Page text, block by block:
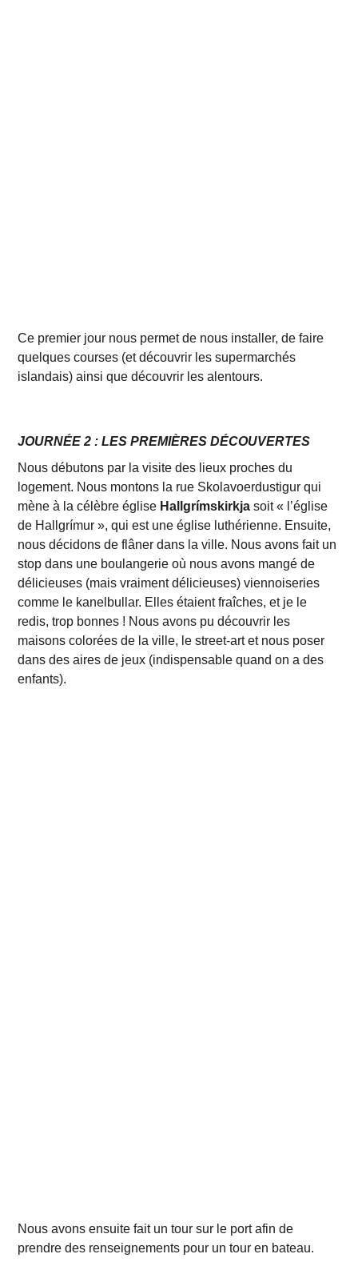
Ce premier jour nous permet de nous installer, de faire
quelques courses (et découvrir les supermarchés
islandais) ainsi que découvrir les alentours.
JOURNÉE 2 : LES PREMIÈRES DÉCOUVERTES
Nous débutons par la visite des lieux proches du
logement. Nous montons la rue Skolavoerdustigur qui
mène à la célèbre église Hallgrímskirkjasoit « l’église
de Hallgrímur », qui est une église luthérienne. Ensuite,
nous décidons de flâner dans la ville. Nous avons fait un
stop dans une boulangerie où nous avons mangé de
délicieuses (mais vraiment délicieuses) viennoiseries
comme le kanelbullar. Elles étaient fraîches, et je le
redis, trop bonnes ! Nous avons pu découvrir les
maisons colorées de la ville, le street-art et nous poser
dans des aires de jeux (indispensable quand on a des
enfants).
Nous avons ensuite fait un tour sur le port afin de
prendre des renseignements pour un tour en bateau.